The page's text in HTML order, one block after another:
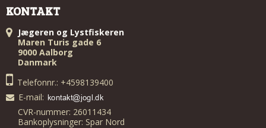
KONTAKT
Jægeren og Lystfiskeren
Maren Turis gade 6
9000 Aalborg
Danmark
Telefonnr.: +4598139400
E-mail:
CVR-nummer: 26011434
Bankoplysninger: Spar Nord